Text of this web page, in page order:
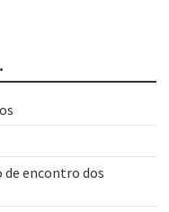
de encontro dos